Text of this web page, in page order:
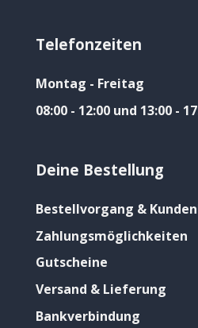
Telefonzeiten
Montag - Freitag
08:00 - 12:00 und 13:00 -
Deine Bestellung
Bestellvorgang &
Zahlungsmöglichkeiten
Gutscheine
Versand & Lieferung
Bankverbindung